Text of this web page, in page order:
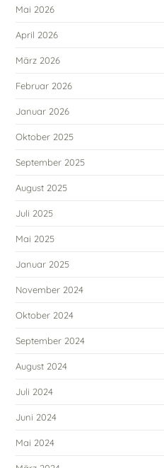
Mai 2026
April 2026
März 2026
Februar 2026
Januar 2026
Oktober 2025
September 2025
August 2025
Juli 2025
Mai 2025
Januar 2025
November 2024
Oktober 2024
September 2024
August 2024
Juli 2024
Juni 2024
Mai 2024